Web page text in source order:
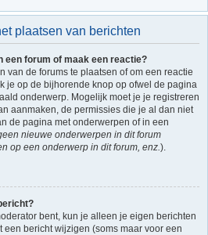
plaatsen van berichten
een forum of maak een reactie?
van de forums te plaatsen of om een reactie
je op de bijhorende knop op ofwel de pagina
onderwerp. Mogelijk moet je je registreren
aanmaken, de permissies die je al dan niet
de pagina met onderwerpen of in een
nieuwe onderwerpen in dit forum
op een onderwerp in dit forum, enz.).
bent, kun je alleen je eigen berichten
bericht wijzigen (soms maar voor een